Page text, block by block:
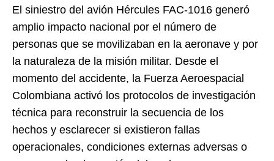
El siniestro del avión Hércules FAC-1016 generó
amplio impacto nacional por el número de
personas que se movilizaban en la aeronave y por
la naturaleza de la misión militar. Desde el
momento del accidente, la Fuerza Aeroespacial
Colombiana activó los protocolos de investigación
técnica para reconstruir la secuencia de los
hechos y esclarecer si existieron fallas
operacionales, condiciones externas adversas o